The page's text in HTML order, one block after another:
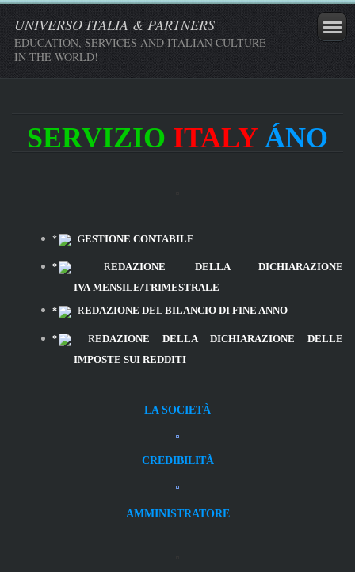
UNIVERSO ITALIA & PARTNERS
EDUCATION, SERVICES AND ITALIAN CULTURE
IN THE WORLD!
SERVIZIO ITALY ÁNO
GESTIONE CONTABILE
REDAZIONE DELLA DICHIARAZIONE
IVA MENSILE/TRIMESTRALE
REDAZIONE DEL BILANCIO DI FINE ANNO
REDAZIONE DELLA DICHIARAZIONE DELLE
IMPOSTE SUI REDDITI
LA SOCIETÀ
CREDIBILITÀ
AMMINISTRATORE